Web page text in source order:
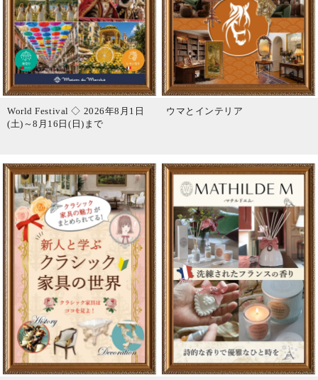
World Festival ◇ 2026年8月1日
(土)～8月16日(日)まで
ウマとインテリア